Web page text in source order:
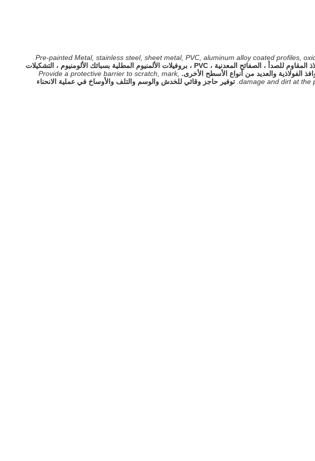
Pre-painted Metal, stainless steel, sheet metal, PVC, aluminum alloy coated profiles,
المعادن المطلية مسبقًا ، الفولاذ المقاوم للصدأ ، الصفائح المعدنية ، PVC ، بروفيلات الألمنيوم المطلية بسبائك الألومنيوم ، التشكيلات
الفولاذية والعديد من أنواع الأسطح الأخرى. Provide a protective barrier to scratch, mark,
damage and dirt at the توفير حاجز وقائي للخدش والوسم والتلف والأوساخ في عملية الانحناء